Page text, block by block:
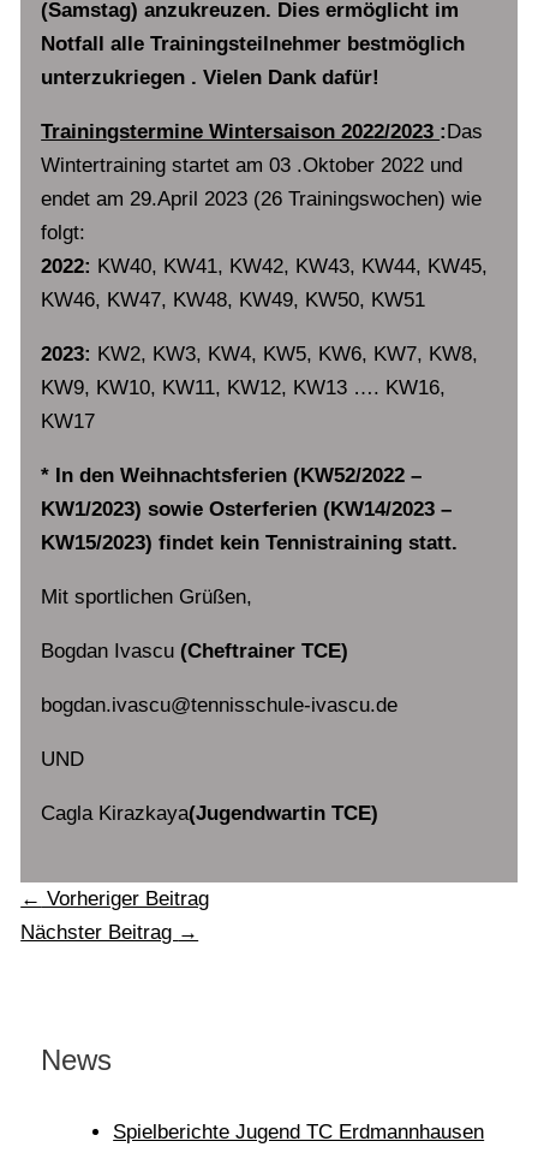
(Samstag) anzukreuzen. Dies ermöglicht im
Notfall alle Trainingsteilnehmer bestmöglich
unterzukriegen . Vielen Dank dafür!
Trainingstermine Wintersaison 2022/2023 :Das
Wintertraining startet am 03 .Oktober 2022 und
endet am 29.April 2023 (26 Trainingswochen) wie
folgt:
2022: KW40, KW41, KW42, KW43, KW44, KW45,
KW46, KW47, KW48, KW49, KW50, KW51
2023: KW2, KW3, KW4, KW5, KW6, KW7, KW8,
KW9, KW10, KW11, KW12, KW13 …. KW16,
KW17
* In den Weihnachtsferien (KW52/2022 –
KW1/2023) sowie Osterferien (KW14/2023 –
KW15/2023) findet kein Tennistraining statt.
Mit sportlichen Grüßen,
Bogdan Ivascu (Cheftrainer TCE)
bogdan.ivascu@tennisschule-ivascu.de
UND
Cagla Kirazkaya(Jugendwartin TCE)
← Vorheriger Beitrag
Nächster Beitrag →
News
Spielberichte Jugend TC Erdmannhausen